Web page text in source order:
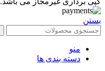
بستن
منو
دسته بندی ها